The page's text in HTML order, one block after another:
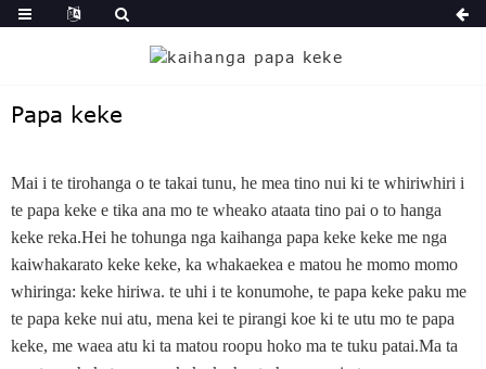
Papa keke
Mai i te tirohanga o te takai tunu, he mea tino nui ki te whiriwhiri i
te papa keke e tika ana mo te wheako ataata tino pai o to hanga
keke reka.Hei he tohunga nga kaihanga papa keke keke me nga
kaiwhakarato keke keke, ka whakaekea e matou he momo momo
whiringa: keke hiriwa. te uhi i te konumohe, te papa keke paku me
te papa keke nui atu, mena kei te pirangi koe ki te utu mo te papa
keke, me waea atu ki ta matou roopu hoko ma te tuku patai.Ma ta